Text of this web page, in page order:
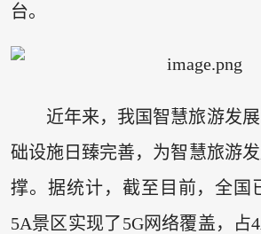
台。
近年来，我国智慧旅游发
础设施日臻完善，为智慧旅游
撑。据统计，截至目前，全国
5A景区实现了5G网络覆盖，占